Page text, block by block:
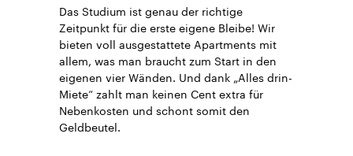
Das Studium ist genau der richtige
Zeitpunkt für die erste eigene Bleibe! Wir
bieten voll ausgestattete Apartments mit
allem, was man braucht zum Start in den
eigenen vier Wänden. Und dank „Alles drin-
Miete“ zahlt man keinen Cent extra für
Nebenkosten und schont somit den
Geldbeutel.